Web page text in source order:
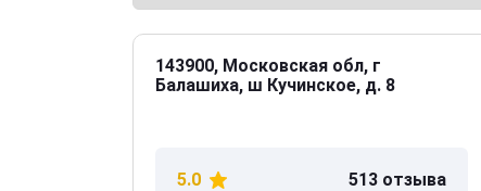
143900, Московская обл, г
Балашиха, ш Кучинское, д. 8
5.0 513 отзыва